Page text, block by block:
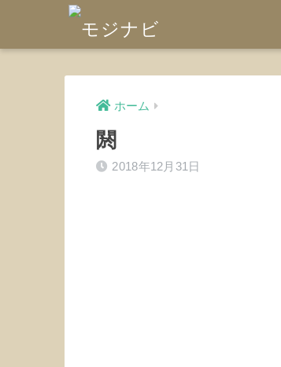
ホーム
閼
2018年12月31日